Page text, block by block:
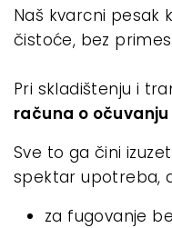
Naš kvarcni pesak
čistoće, bez
Pri skladištenju i
računa o
Sve to ga čini
spektar upotreba,
za fugovanje